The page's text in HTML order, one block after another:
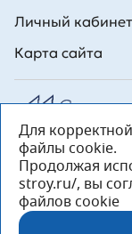
Личный кабинет
Карта сайта
Все права на
ООО Л1
представленная на
информационный
публичной офертой,
«ООО «Л1
Орджоникидзе, д. 52,
Для
файлы cookie.
Продолжая
stroy.ru/, вы
файлов cookie